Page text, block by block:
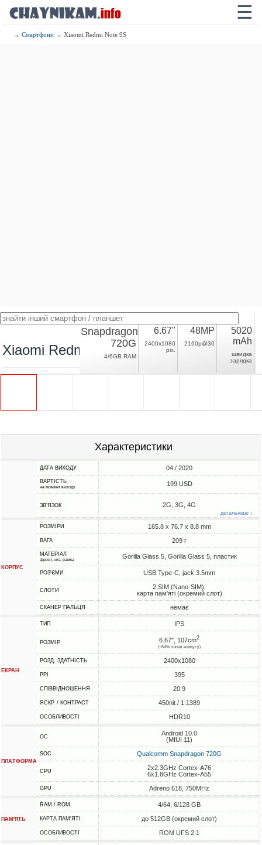
☰
→Смартфони → Xiaomi Redmi Note 9S
Xiaomi Redmi Note 9S
Snapdragon
720G
4/6GB RAM
6.67"
2400x1080
pix.
48MP
2160p@30
5020
mAh
швидка
зарядка
Характеристики
ДАТА ВИХОДУ 04 / 2020
ВАРТІСТЬ
на момент виходу 199 USD
ЗВ'ЯЗОК 2G, 3G, 4G
детальніше ↓
КОРПУС
РОЗМІРИ 165.8 x 76.7 x 8.8 mm
ВАГА 209 г
МАТЕРІАЛ
фронт, низ, рамка Gorilla Glass 5, Gorilla Glass 5, пластик
РОЗ'ЄМИ USB Type-C, jack 3.5mm
СЛОТИ
2 SIM (Nano-SIM),
карта пам'яті (окремий слот)
СКАНЕР ПАЛЬЦЯ немає
ЕКРАН
ТИП IPS
РОЗМІР 6.67", 107cm2
(~84% площі корпусу)
РОЗД. ЗДАТНІСТЬ 2400x1080
PPI 395
СПІВВІДНОШЕННЯ 20:9
ЯСКР. / КОНТРАСТ 450nit / 1:1389
ОСОБЛИВОСТІ HDR10
ПЛАТФОРМА
ОС
Android 10.0
(MIUI 11)
SOC Qualcomm Snapdragon 720G
CPU
2x2.3GHz Cortex-A76
6x1.8GHz Cortex-A55
GPU Adreno 618, 750MHz
ПАМ'ЯТЬ
RAM / ROM 4/64, 6/128 GB
КАРТА ПАМ'ЯТІ до 512GB (окремий слот)
ОСОБЛИВОСТІ ROM UFS 2.1